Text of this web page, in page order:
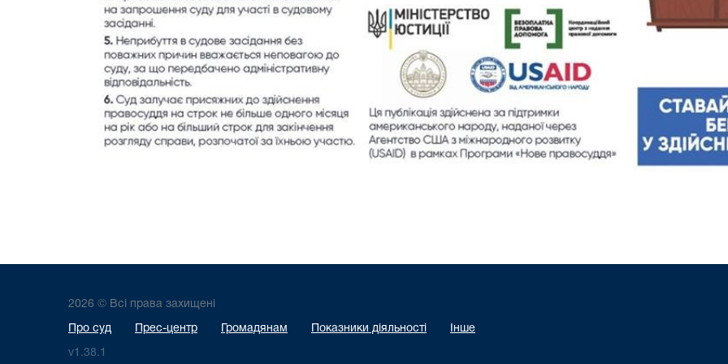
2026 © Всі права захищені
Про суд Прес-центр Громадянам Показники діяльності Інше
v1.38.1